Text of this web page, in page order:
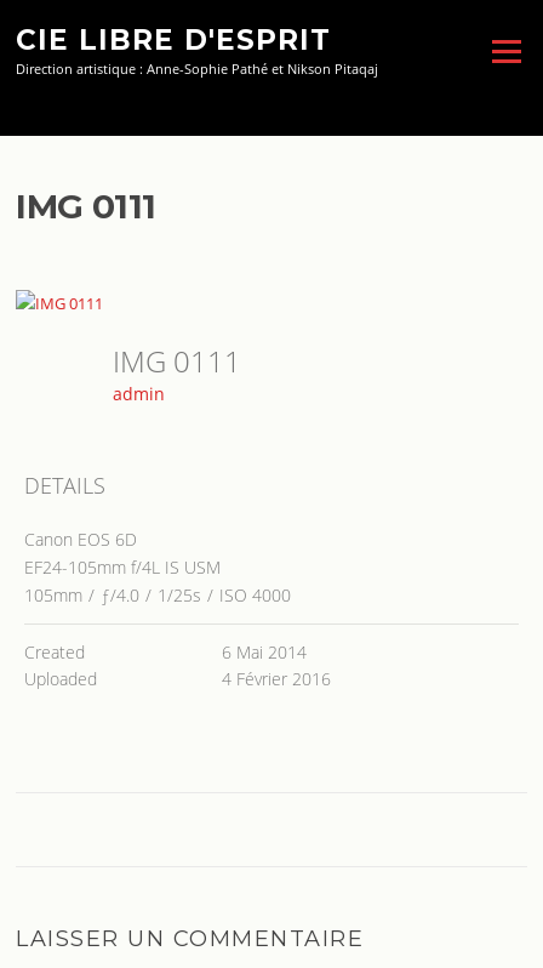
contenu
CIE LIBRE D'ESPRIT
Direction artistique : Anne-Sophie Pathé et Nikson Pitaqaj
Menu
IMG 0111
IMG 0111
admin
DETAILS
Canon EOS 6D
EF24-105mm f/4L IS USM
105mm / ƒ/4.0 / 1/25s / ISO 4000
Created
6 Mai 2014
Uploaded
4 Février 2016
LAISSER UN COMMENTAIRE